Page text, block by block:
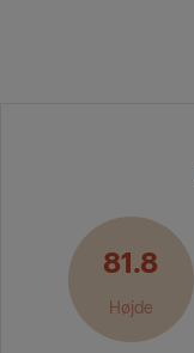
81.8
Højde